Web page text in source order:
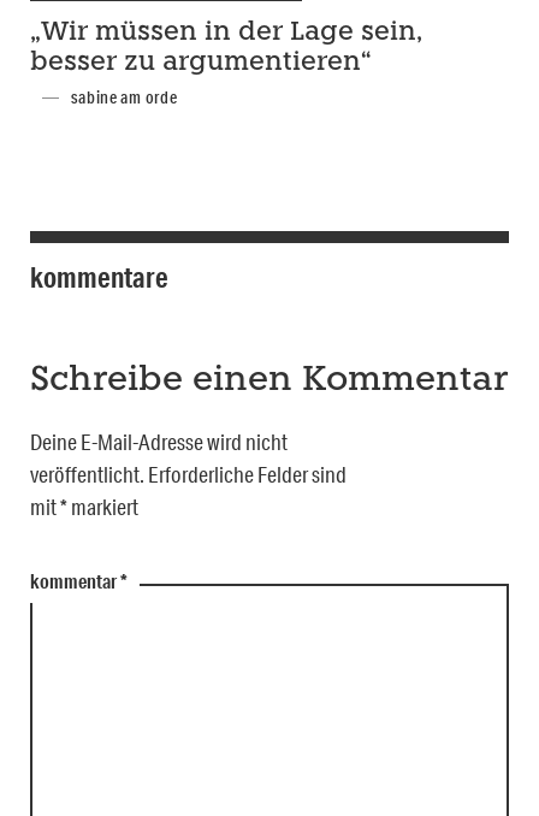
„Wir müssen in der Lage sein,
besser zu argumentieren“
sabine am orde
kommentare
Schreibe einen Kommentar
Deine E-Mail-Adresse wird nicht
veröffentlicht. Erforderliche Felder sind
mit*markiert
kommentar*